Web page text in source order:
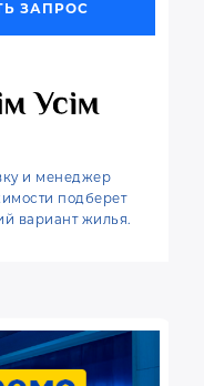
ЗАПРОС
и менеджер
подберет
вариант жилья.